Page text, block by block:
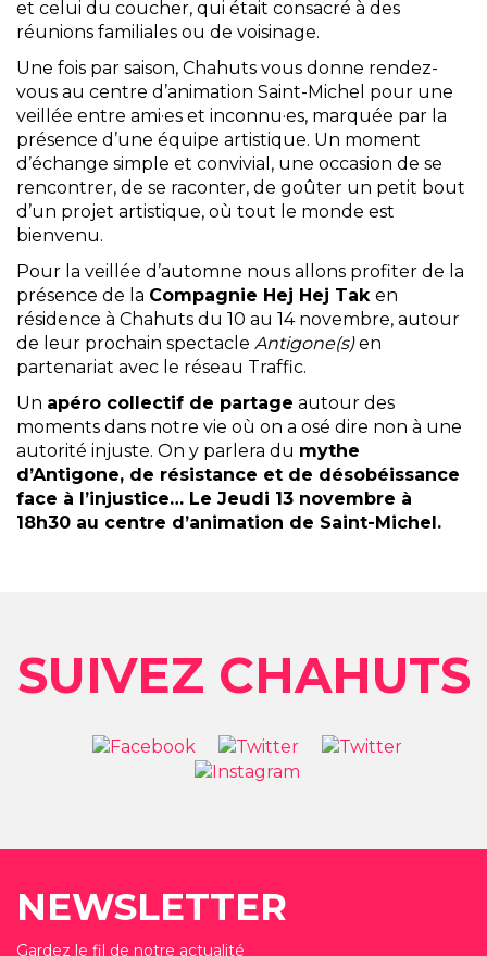
et celui du coucher, qui était consacré à des
réunions familiales ou de voisinage.
Une fois par saison, Chahuts vous donne rendez-
vous au centre d’animation Saint-Michel pour une
veillée entre ami·es et inconnu·es, marquée par la
présence d’une équipe artistique. Un moment
d’échange simple et convivial, une occasion de se
rencontrer, de se raconter, de goûter un petit bout
d’un projet artistique, où tout le monde est
bienvenu.
Pour la veillée d’automne nous allons profiter de la
présence de la Compagnie Hej Hej Tak en
résidence à Chahuts du 10 au 14 novembre, autour
de leur prochain spectacle Antigone(s)en
partenariat avec le réseau Traffic.
Un apéro collectif de partage autour des
moments dans notre vie où on a osé dire non à une
autorité injuste. On y parlera du mythe
d’Antigone, de résistance et de désobéissance
face à l’injustice… Le Jeudi 13 novembre à
18h30 au centre d’animation de Saint-Michel.
SUIVEZ CHAHUTS
NEWSLETTER
Gardez le fil de notre actualité